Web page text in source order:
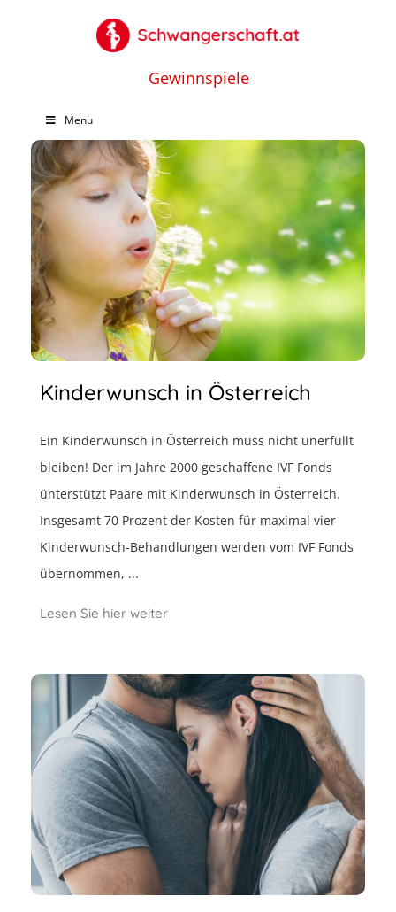
Gewinnspiele
Menu
Kinderwunsch in Österreich
Ein Kinderwunsch in Österreich muss nicht unerfüllt
bleiben! Der im Jahre 2000 geschaffene IVF Fonds
ünterstützt Paare mit Kinderwunsch in Österreich.
Insgesamt 70 Prozent der Kosten für maximal vier
Kinderwunsch-Behandlungen werden vom IVF Fonds
übernommen, ...
Lesen Sie hier weiter